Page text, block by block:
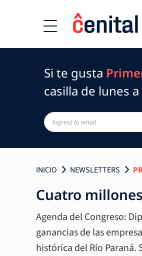
Si te gusta
casilla de lunes
INICIO NEWSLETTERS
Cuatro
Agenda del Congreso:
ganancias de las
histórica del Río